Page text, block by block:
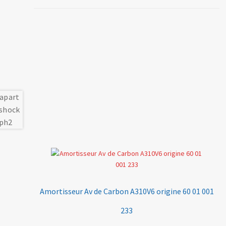
Amortisseur Av de Carbon A310V6 origine 60 01 001
233